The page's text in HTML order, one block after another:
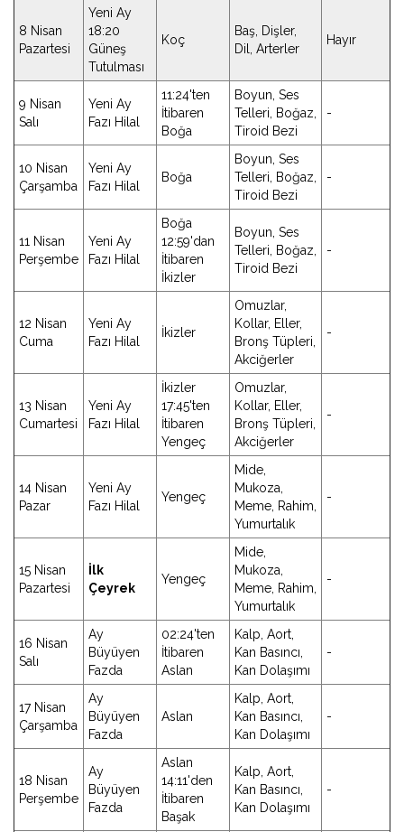
8 Nisan
Pazartesi
Yeni Ay
18:20
Güneş
Tutulması
Koç
Baş, Dişler,
Dil, Arterler
Hayır
9 Nisan
Salı
Yeni Ay
Fazı Hilal
11:24'ten
İtibaren
Boğa
Boyun, Ses
Telleri, Boğaz,
Tiroid Bezi
-
10 Nisan
Çarşamba
Yeni Ay
Fazı Hilal
Boğa
Boyun, Ses
Telleri, Boğaz,
Tiroid Bezi
-
11 Nisan
Perşembe
Yeni Ay
Fazı Hilal
Boğa
12:59'dan
İtibaren
İkizler
Boyun, Ses
Telleri, Boğaz,
Tiroid Bezi
-
12 Nisan
Cuma
Yeni Ay
Fazı Hilal
İkizler
Omuzlar,
Kollar, Eller,
Bronş Tüpleri,
Akciğerler
-
13 Nisan
Cumartesi
Yeni Ay
Fazı Hilal
İkizler
17:45'ten
İtibaren
Yengeç
Omuzlar,
Kollar, Eller,
Bronş Tüpleri,
Akciğerler
-
14 Nisan
Pazar
Yeni Ay
Fazı Hilal
Yengeç
Mide,
Mukoza,
Meme, Rahim,
Yumurtalık
-
15 Nisan
Pazartesi
İlk
Çeyrek
Yengeç
Mide,
Mukoza,
Meme, Rahim,
Yumurtalık
-
16 Nisan
Salı
Ay
Büyüyen
Fazda
02:24'ten
İtibaren
Aslan
Kalp, Aort,
Kan Basıncı,
Kan Dolaşımı
-
17 Nisan
Çarşamba
Ay
Büyüyen
Fazda
Aslan
Kalp, Aort,
Kan Basıncı,
Kan Dolaşımı
-
18 Nisan
Perşembe
Ay
Büyüyen
Fazda
Aslan
14:11'den
İtibaren
Başak
Kalp, Aort,
Kan Basıncı,
Kan Dolaşımı
-